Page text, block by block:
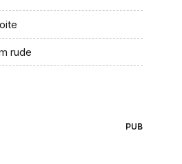
rude
PUB